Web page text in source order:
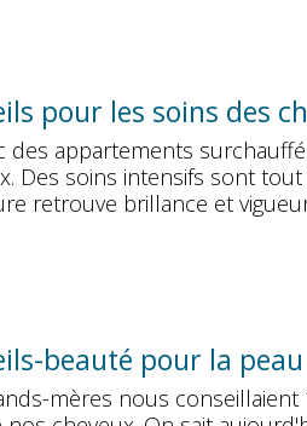
pour les soins des
des appartements
Des soins intensifs sont
retrouve brillance et
beauté pour la
mères nous